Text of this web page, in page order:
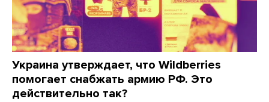
Украина утверждает, что Wildberries
помогает снабжать армию РФ. Это
действительно так?